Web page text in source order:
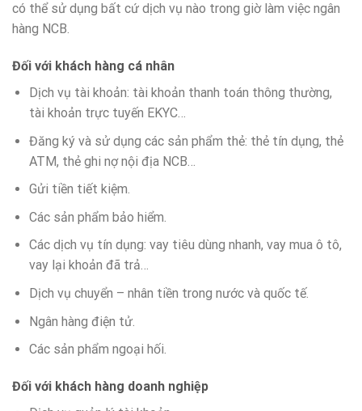
có thể sử dụng bất cứ dịch vụ nào trong giờ làm việc ngân
hàng NCB.
Đối với khách hàng cá nhân
Dịch vụ tài khoản: tài khoản thanh toán thông thường,
tài khoản trực tuyến EKYC…
Đăng ký và sử dụng các sản phẩm thẻ: thẻ tín dụng, thẻ
ATM, thẻ ghi nợ nội địa NCB…
Gửi tiền tiết kiệm.
Các sản phẩm bảo hiểm.
Các dịch vụ tín dụng: vay tiêu dùng nhanh, vay mua ô tô,
vay lại khoản đã trả…
Dịch vụ chuyển – nhân tiền trong nước và quốc tế.
Ngân hàng điện tử.
Các sản phẩm ngoại hối.
Đối với khách hàng doanh nghiệp